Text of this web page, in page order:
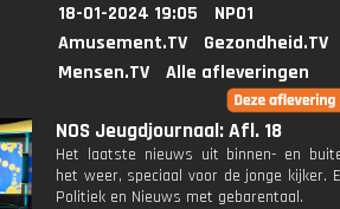
18-01-2024 19:05
NPO1
Amusement.TV
Gezondheid.TV
Mensen.TV
Alle afleveringen
NOS Jeugdjournaal: Afl. 18
Het laatste nieuws uit binnen- en
het weer, speciaal voor de jonge kijker.
Politiek en Nieuws met gebarentaal.